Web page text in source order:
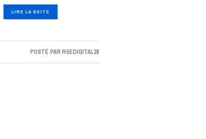
LIRE LA SUITE
POSTÉ PAR RSEDIGITAL28